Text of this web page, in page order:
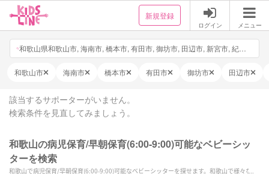
新規登録
ログイン メニュー
和歌山県和歌山市, 海南市, 橋本市, 有田市, 御坊市, 田辺市, 新宮市, 紀の川市, 岩出市, 紀美野町, かつらぎ町, 九度山町, 高野町, 湯浅町, 広川町, 有田川町, 美浜町, 日高町, 由良町, 印南町, みなべ町, 日高川町, 白浜町, 上富田町, すさみ町, 那智勝浦町, 太地町, 古座川町, 北山村, 串本町, 日付・時間を選択, 他3件
和歌山市 海南市 橋本市 有田市 御坊市 田辺市
該当するサポーターがいません。
検索条件を見直してみましょう。
和歌山の病児保育/早朝保育(6:00-9:00)可能なベビーシッ
ターを検索
和歌山で病児保育/早朝保育(6:00-9:00)可能なベビーシッターを探せます。和歌山で様々なス